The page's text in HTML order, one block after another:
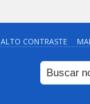
ALTO CONTRASTE